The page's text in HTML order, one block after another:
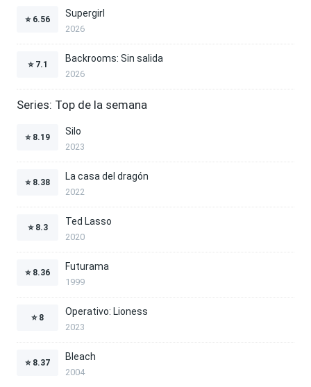
⭐ 6.56
Supergirl
2026
⭐ 7.1
Backrooms: Sin salida
2026
Series: Top de la semana
⭐ 8.19
Silo
2023
⭐ 8.38
La casa del dragón
2022
⭐ 8.3
Ted Lasso
2020
⭐ 8.36
Futurama
1999
⭐ 8
Operativo: Lioness
2023
⭐ 8.37
Bleach
2004